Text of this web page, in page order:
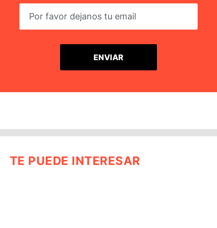
TE PUEDE INTERESAR